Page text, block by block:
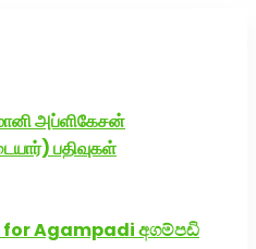
அப்ளிகேசன்
பதிவுகள்
for Agampadi අගම්පඩි
அகமுடையார்மேட்ரி-